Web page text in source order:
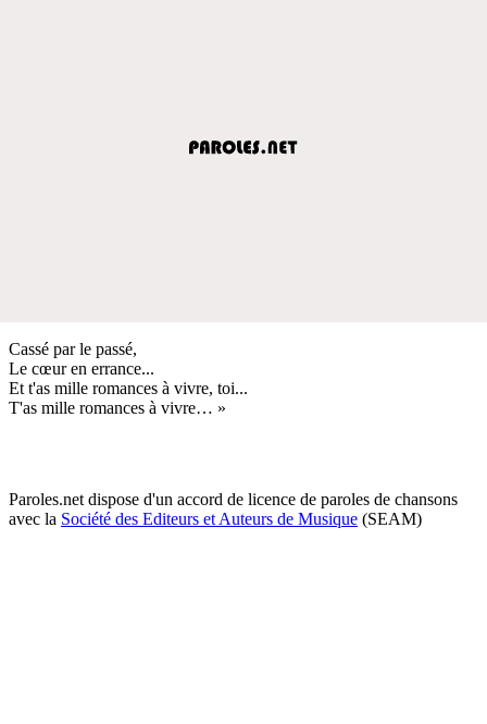
Cassé par le passé,
Le cœur en errance...
Et t'as mille romances à vivre, toi...
T'as mille romances à vivre… »
Paroles.net dispose d'un accord de licence de paroles de chansons
avec la Société des Editeurs et Auteurs de Musique (SEAM)